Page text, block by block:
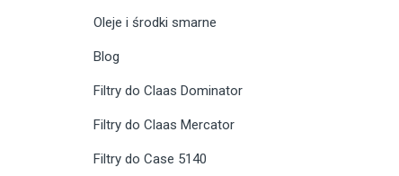
Oleje i środki smarne
Blog
Filtry do Claas Dominator
Filtry do Claas Mercator
Filtry do Case 5140